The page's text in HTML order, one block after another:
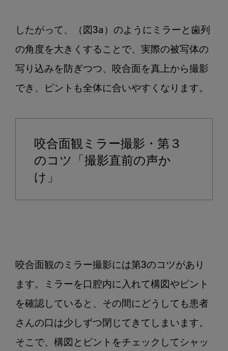
したがって、（図3a）のようにミラーと歯列
の角度を大きくすることで、実際の被写体の
写り込みを防ぎつつ、咬合面を真上から撮影
でき、ピントも全体に合いやすくなります。
咬合面観ミラー撮影・第３
のコツ「撮影直前の声か
け」
咬合面観のミラー撮影には第3のコツがあり
ます。ミラーを口腔内に入れて構図やピント
を確認していると、その間にどうしても患者
さんの口は少しずつ閉じてきてしまいます。
そこで、構図とピントをチェックしてシャッ